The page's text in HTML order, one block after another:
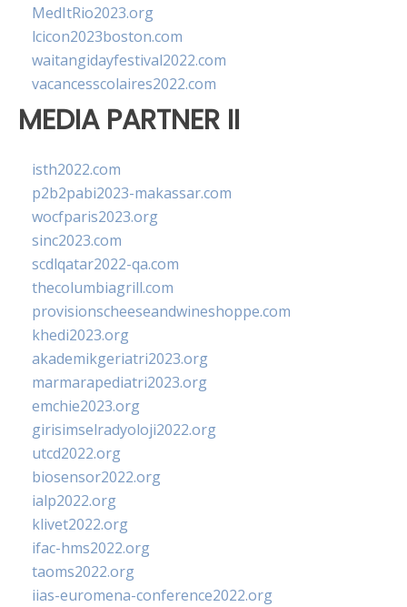
MedItRio2023.org
lcicon2023boston.com
waitangidayfestival2022.com
vacancesscolaires2022.com
MEDIA PARTNER II
isth2022.com
p2b2pabi2023-makassar.com
wocfparis2023.org
sinc2023.com
scdlqatar2022-qa.com
thecolumbiagrill.com
provisionscheeseandwineshoppe.com
khedi2023.org
akademikgeriatri2023.org
marmarapediatri2023.org
emchie2023.org
girisimselradyoloji2022.org
utcd2022.org
biosensor2022.org
ialp2022.org
klivet2022.org
ifac-hms2022.org
taoms2022.org
iias-euromena-conference2022.org